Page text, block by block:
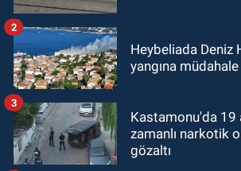
Heybeliada Deniz
yangına
2
Kastamonu'da 19
zamanlı narkotik
gözaltı
3